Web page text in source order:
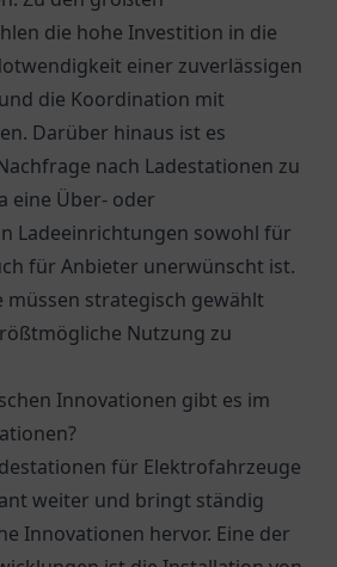
die hohe Investition in die
einer zuverlässigen
die Koordination mit
Darüber hinaus ist es
nach Ladestationen zu
eine Über- oder
Ladeeinrichtungen sowohl für
für Anbieter unerwünscht ist.
müssen strategisch gewählt
Nutzung zu
Innovationen gibt es im
für Elektrofahrzeuge
weiter und bringt ständig
Innovationen hervor. Eine der